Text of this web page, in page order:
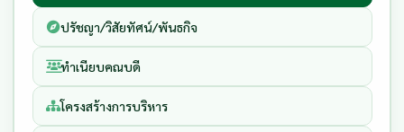
ปรัชญา/วิสัยทัศน์/พันธกิจ
ทำเนียบคณบดี
โครงสร้างการบริหาร